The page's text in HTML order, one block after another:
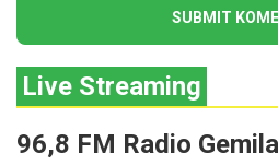
Live Streaming
96,8 FM Radio